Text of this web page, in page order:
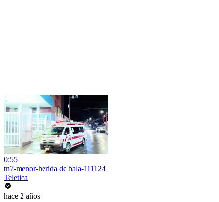
0:55
tn7-menor-herida de bala-111124
Teletica
hace 2 años